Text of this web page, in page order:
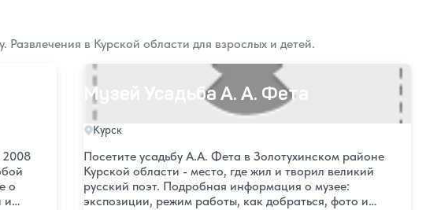
в Курской области для взрослых и детей.
2008
о
и
Музей Усадьба А. А. Фета
Музей Усадьба А. А. Фета
Курск
Посетите усадьбу А.А. Фета в Золотухинском районе
Курской области - место, где жил и творил великий
русский поэт. Подробная информация о музее:
экспозиции, режим работы, как добраться, фото и